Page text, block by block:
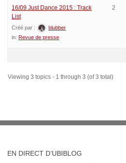
16/09 Just Dance 2015 : Track
List
Créé par :
blubber
in: Revue de presse
2
Viewing 3 topics - 1 through 3 (of 3 total)
EN DIRECT D’UBIBLOG